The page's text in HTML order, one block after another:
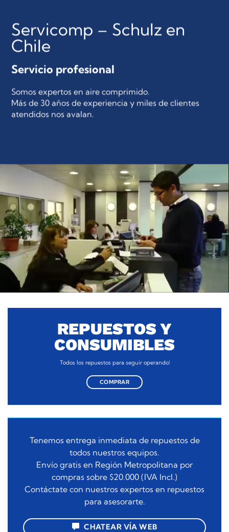
Servicomp – Schulz en
Chile
Servicio profesional
Somos expertos en aire comprimido.
Más de 30 años de experiencia y miles de clientes
atendidos nos avalan.
REPUESTOS Y
CONSUMIBLES
Todos los repuestos para seguir operando!
COMPRAR
Tenemos entrega inmediata de repuestos de
todos nuestros equipos.
Envío gratis en Región Metropolitana por
compras sobre $20.000 (IVA Incl.)
Contáctate con nuestros expertos en repuestos
para asesorarte.
CHATEAR VÍA WEB